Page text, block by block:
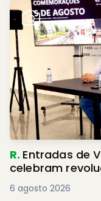
R. Entradas de
celebram
6 agosto 2026